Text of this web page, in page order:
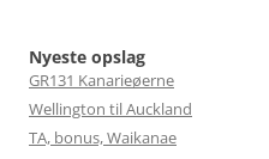
Nyeste opslag
GR131 Kanarieøerne
Wellington til Auckland
TA, bonus, Waikanae